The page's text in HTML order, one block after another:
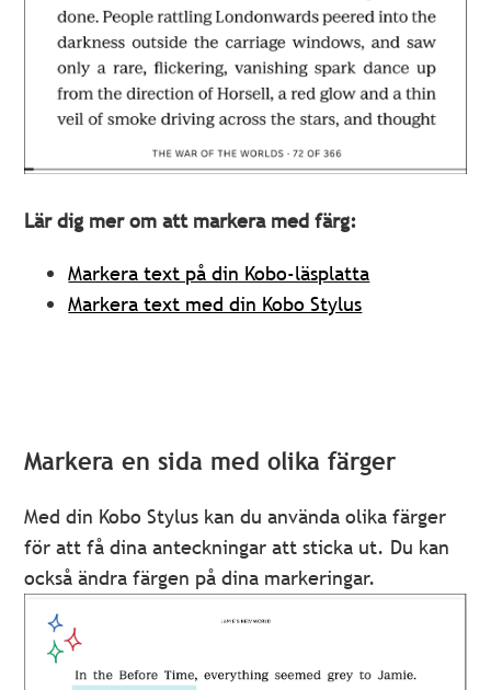
Lär dig mer om att markera med färg:
Markera text på din Kobo-läsplatta
Markera text med din Kobo Stylus
Markera en sida med olika färger
Med din Kobo Stylus kan du använda olika färger
för att få dina anteckningar att sticka ut. Du kan
också ändra färgen på dina markeringar.